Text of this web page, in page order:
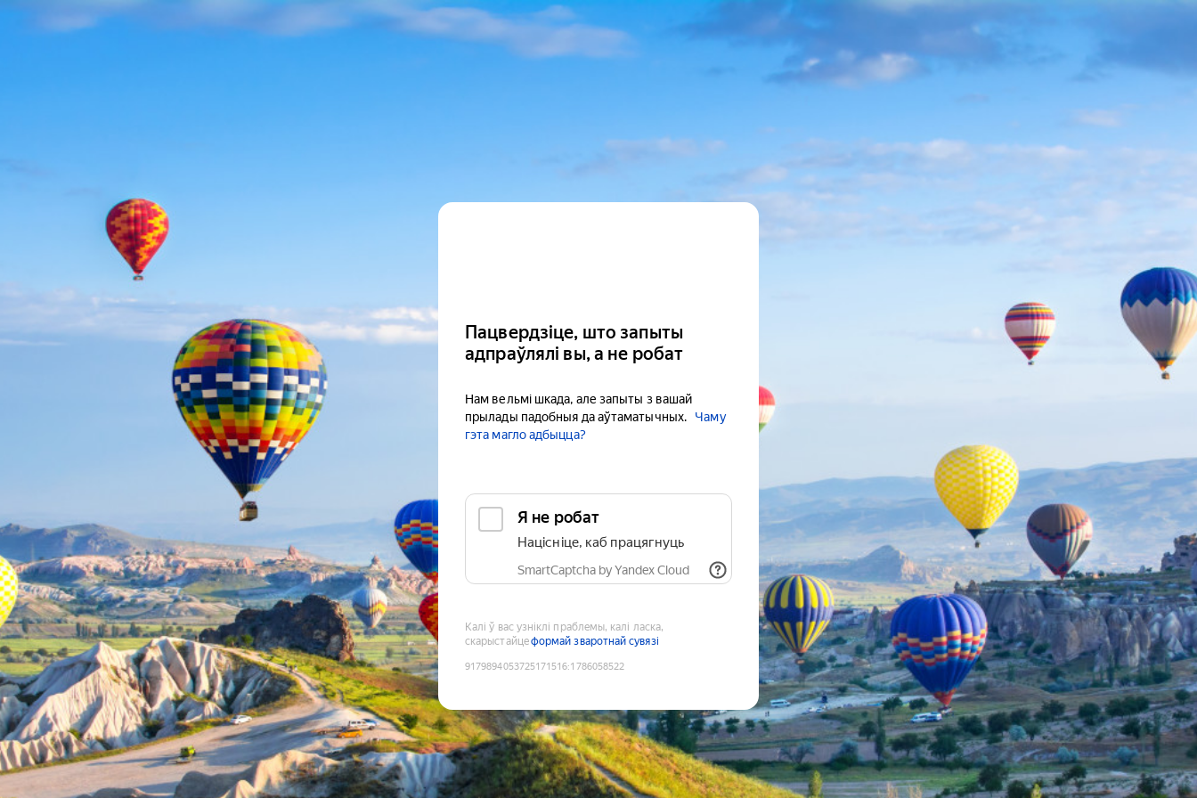
Пацвердзіце, што запыты
адпраўлялі вы, а не робат
Нам вельмі шкада, але запыты з вашай
прылады падобныя да аўтаматычных.
Чаму
гэта магло адбыцца?
Я не робат
Націсніце, каб працягнуць
SmartCaptcha by Yandex Cloud
Калі ў вас узніклі праблемы, калі ласка,
скарыстайцеформай зваротнай сувязі
9179894053725171516:1786058522